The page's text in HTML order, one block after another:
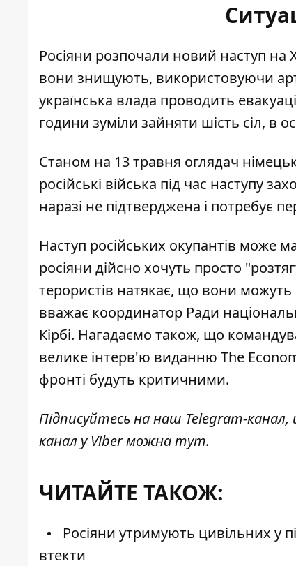
Росіяни розпочали новий наступ на
вони знищують, використовуючи
українська влада проводить
години зуміли зайняти шість сіл, в
Станом на 13 травня оглядач
російські війська під час наступу
наразі не підтверджена і потребує
Наступ російських окупантів може
росіяни дійсно хочуть просто
терористів натякає, що вони можуть
вважає координатор Ради
Кірбі. Нагадаємо також, що
велике інтерв'ю виданню The
фронті будуть критичними.
Підписуйтесь на наш Telegram-канал,
канал у Viber можнатут.
ЧИТАЙТЕ ТАКОЖ:
Росіяни утримують цивільних у
втекти